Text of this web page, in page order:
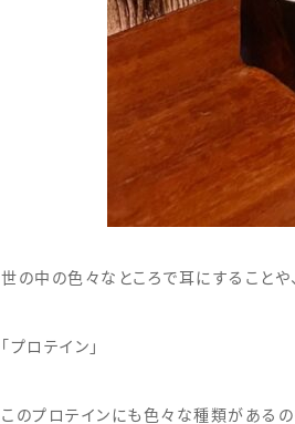
世の中の色々なところで耳にすること
「プロテイン」
このプロテインにも色々な種類がある